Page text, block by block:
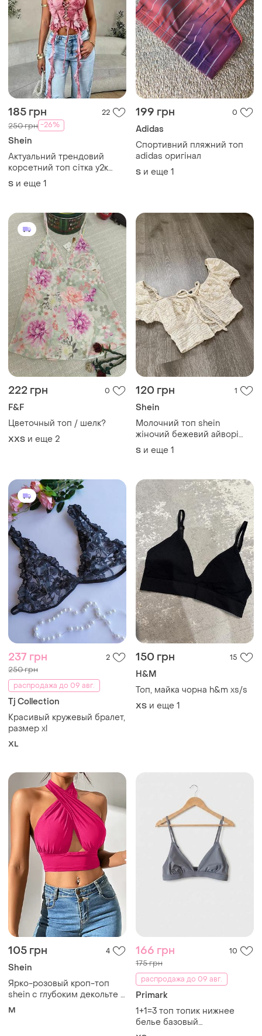
185 грн 22
250 грн -26%
Shein
Актуальний трендовий
корсетний топ сітка у2к
shein 36-38 s-m 🔥🔥🔥
S и еще 1
199 грн 0
Adidas
Спортивний пляжний топ
adidas оригінал
S и еще 1
222 грн 0
F&F
Цветочный топ / шелк?
XХS и еще 2
120 грн 1
Shein
Молочний топ shein
жіночий бежевий айворі
білий на завʼязці фактурний
з рукавами ліхтариками
S и еще 1
237 грн 2
250 грн
распродажа до 09 авг.
Tj Collection
Красивый кружевый бралет,
размер xl
XL
150 грн 15
H&M
Топ, майка чорна h&m xs/s
ХS и еще 1
105 грн 4
Shein
Ярко-розовый кроп-топ
shein с глубоким декольте и
завязками размер м
M
166 грн 10
175 грн
распродажа до 09 авг.
Primark
1+1=3 топ топик нижнее
белье базовый
классический primark сток